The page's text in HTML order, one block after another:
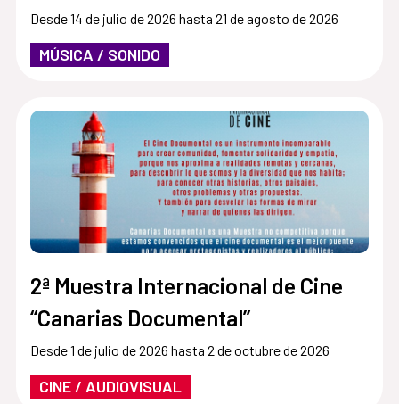
Desde 14 de julio de 2026 hasta 21 de agosto de 2026
MÚSICA / SONIDO
2ª Muestra Internacional de Cine
“Canarias Documental”
Desde 1 de julio de 2026 hasta 2 de octubre de 2026
CINE / AUDIOVISUAL